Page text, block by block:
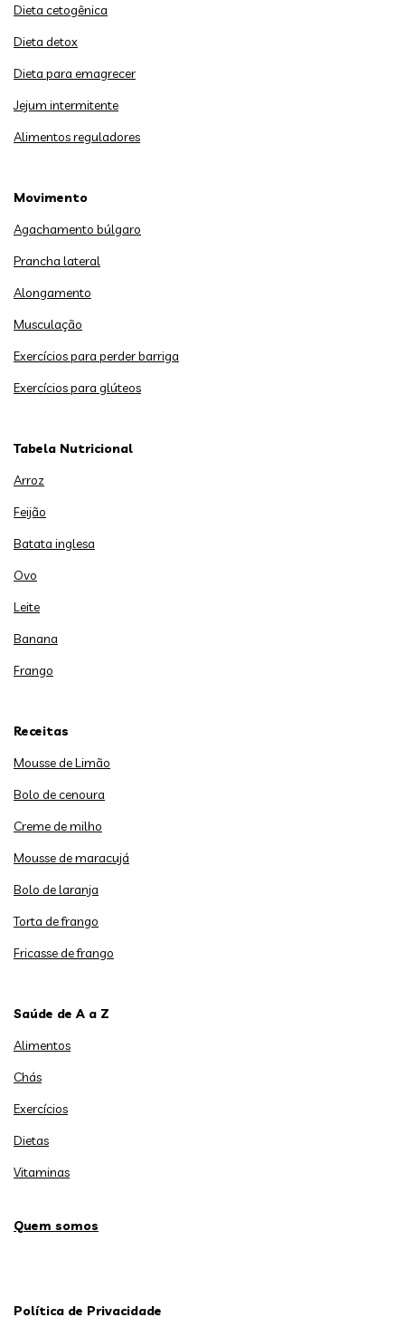
Dieta cetogênica
Dieta detox
Dieta para emagrecer
Jejum intermitente
Alimentos reguladores
Movimento
Agachamento búlgaro
Prancha lateral
Alongamento
Musculação
Exercícios para perder barriga
Exercícios para glúteos
Tabela Nutricional
Arroz
Feijão
Batata inglesa
Ovo
Leite
Banana
Frango
Receitas
Mousse de Limão
Bolo de cenoura
Creme de milho
Mousse de maracujá
Bolo de laranja
Torta de frango
Fricasse de frango
Saúde de A a Z
Alimentos
Chás
Exercícios
Dietas
Vitaminas
Quem somos
Política de Privacidade